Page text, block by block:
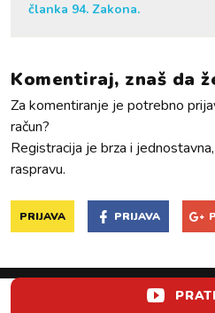
članka 94. Zakona.
Komentiraj, znaš da
Za komentiranje je potrebno
račun?
Registracija je brza i
raspravu.
PRIJAVA PRIJAVA